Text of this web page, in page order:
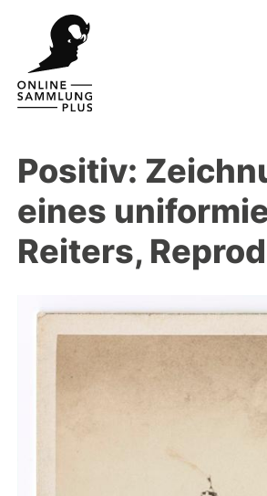
Positiv:
eines
Reiters,